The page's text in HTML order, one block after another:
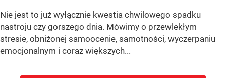
Nie jest to już wyłącznie kwestia chwilowego spadku
nastroju czy gorszego dnia. Mówimy o przewlekłym
stresie, obniżonej samoocenie, samotności, wyczerpaniu
emocjonalnym i coraz większych...